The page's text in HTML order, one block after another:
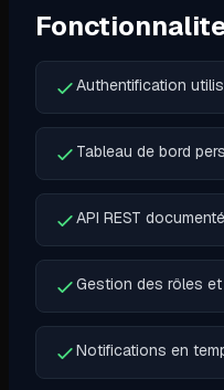
Authentification
Tableau de bord
API REST
Gestion des rôles
Notifications en